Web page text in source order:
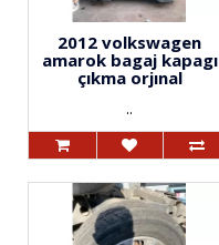
2012 volkswagen
amarok bagaj kapagı
çıkma orjınal
..